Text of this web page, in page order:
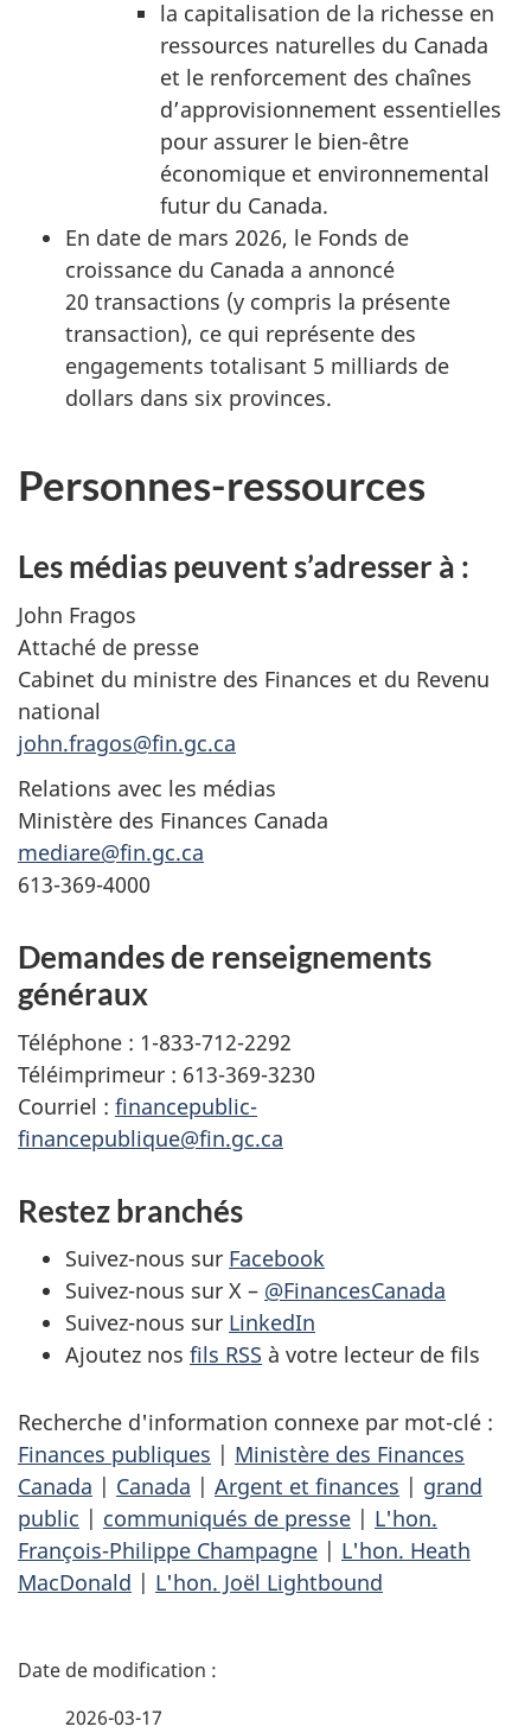
la capitalisation de la richesse en
ressources naturelles du Canada
et le renforcement des chaînes
d’approvisionnement essentielles
pour assurer le bien-être
économique et environnemental
futur du Canada.
En date de mars 2026, le Fonds de
croissance du Canada a annoncé
20 transactions (y compris la présente
transaction), ce qui représente des
engagements totalisant 5 milliards de
dollars dans six provinces.
Personnes-ressources
Les médias peuvent s’adresser à :
John Fragos
Attaché de presse
Cabinet du ministre des Finances et du Revenu
national
john.fragos@fin.gc.ca
Relations avec les médias
Ministère des Finances Canada
mediare@fin.gc.ca
613-369-4000
Demandes de renseignements
généraux
Téléphone : 1-833-712-2292
Téléimprimeur : 613-369-3230
Courriel : financepublic-
financepublique@fin.gc.ca
Restez branchés
Suivez-nous sur Facebook
Suivez-nous sur X – @FinancesCanada
Suivez-nous sur LinkedIn
Ajoutez nos fils RSS à votre lecteur de fils
Recherche d'information connexe par mot-clé :
Finances publiques | Ministère des Finances
Canada | Canada | Argent et finances | grand
public | communiqués de presse | L'hon.
François-Philippe Champagne | L'hon. Heath
MacDonald | L'hon. Joël Lightbound
D
2026-03-17